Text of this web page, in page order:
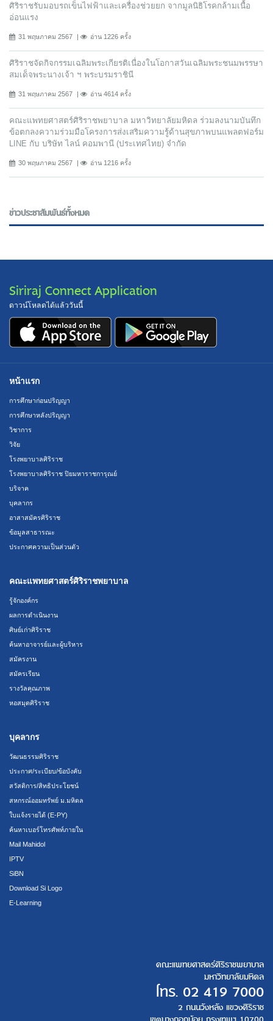
ศิริราชรับมอบรถเข็นไฟฟ้าและเครื่องช่วยยก จากมูลนิธิโรคกล้ามเนื้อ
อ่อนแรง
31 พฤษภาคม 2567 อ่าน 1226 ครั้ง
ศิริราชจัดกิจกรรมเฉลิมพระเกียรติเนื่องในโอกาสวันเฉลิมพระชนมพรรษา
สมเด็จพระนางเจ้า ฯ พระบรมราชินี
31 พฤษภาคม 2567 อ่าน 4614 ครั้ง
คณะแพทยศาสตร์ศิริราชพยาบาล มหาวิทยาลัยมหิดล ร่วมลงนามบันทึก
ข้อตกลงความร่วมมือโครงการส่งเสริมความรู้ด้านสุขภาพบนแพลตฟอร์ม
LINE กับ บริษัท ไลน์ คอมพานี (ประเทศไทย) จํากัด
30 พฤษภาคม 2567 อ่าน 1216 ครั้ง
ข่าวประชาสัมพันธ์ทั้งหมด
Siriraj Connect Application
ดาวน์โหลดได้แล้ววันนี้
หน้าแรก
การศึกษาก่อนปริญญา
การศึกษาหลังปริญญา
วิชาการ
วิจัย
โรงพยาบาลศิริราช
โรงพยาบาลศิริราช ปิยมหาราชการุณย์
บริจาค
บุคลากร
อาสาสมัครศิริราช
ข้อมูลสาธารณะ
ประกาศความเป็นส่วนตัว
คณะแพทยศาสตร์ศิริราชพยาบาล
รู้จักองค์กร
ผลการดำเนินงาน
ศิษย์เก่าศิริราช
ค้นหาอาจารย์และผู้บริหาร
สมัครงาน
สมัครเรียน
รางวัลคุณภาพ
หอสมุดศิริราช
บุคลากร
วัฒนธรรมศิริราช
ประกาศ/ระเบียบ/ข้อบังคับ
สวัสดิการ/สิทธิประโยชน์
สหกรณ์ออมทรัพย์ ม.มหิดล
ใบแจ้งรายได้ (E-PY)
ค้นหาเบอร์โทรศัพท์ภายใน
Mail Mahidol
IPTV
SiBN
Download Si Logo
E-Learning
คณะแพทยศาสตร์ศิริราชพยาบาล
มหาวิทยาลัยมหิดล
โทร. 02 419 7000
2 ถนนวังหลัง แขวงศิริราช